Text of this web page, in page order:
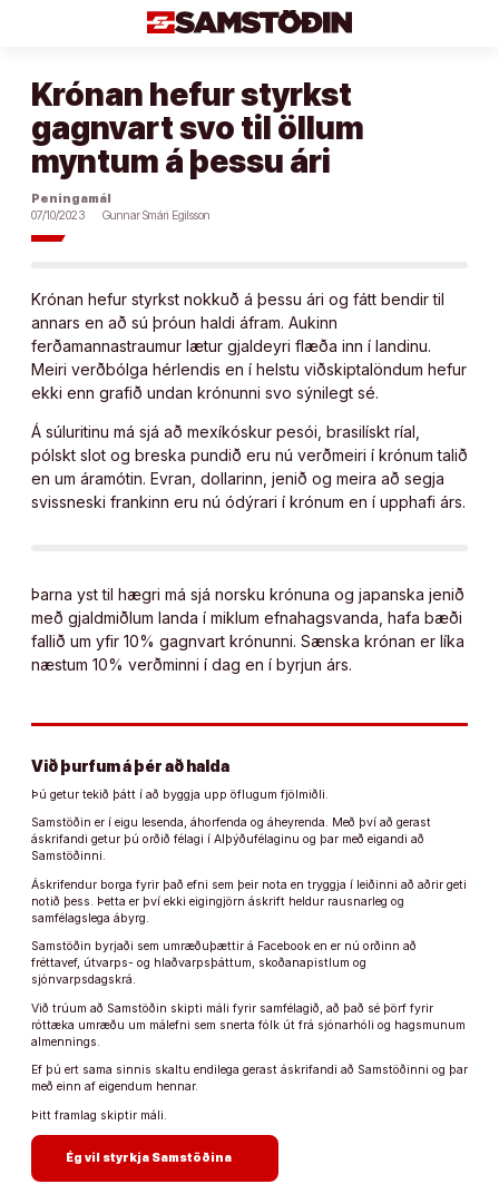
Krónan hefur styrkst
gagnvart svo til öllum
myntum á þessu ári
Peningamál
07/10/2023
Gunnar Smári Egilsson
Krónan hefur styrkst nokkuð á þessu ári og fátt bendir til
annars en að sú þróun haldi áfram. Aukinn
ferðamannastraumur lætur gjaldeyri flæða inn í landinu.
Meiri verðbólga hérlendis en í helstu viðskiptalöndum hefur
ekki enn grafið undan krónunni svo sýnilegt sé.
Á súluritinu má sjá að mexíkóskur pesói, brasilískt ríal,
pólskt slot og breska pundið eru nú verðmeiri í krónum talið
en um áramótin. Evran, dollarinn, jenið og meira að segja
svissneski frankinn eru nú ódýrari í krónum en í upphafi árs.
Þarna yst til hægri má sjá norsku krónuna og japanska jenið
með gjaldmiðlum landa í miklum efnahagsvanda, hafa bæði
fallið um yfir 10% gagnvart krónunni. Sænska krónan er líka
næstum 10% verðminni í dag en í byrjun árs.
Við þurfum á þér að halda
Þú getur tekið þátt í að byggja upp öflugum fjölmiðli.
Samstöðin er í eigu lesenda, áhorfenda og áheyrenda. Með því að gerast
áskrifandi getur þú orðið félagi í Alþýðufélaginu og þar með eigandi að
Samstöðinni.
Áskrifendur borga fyrir það efni sem þeir nota en tryggja í leiðinni að aðrir geti
notið þess. Þetta er því ekki eigingjörn áskrift heldur rausnarleg og
samfélagslega ábyrg.
Samstöðin byrjaði sem umræðuþættir á Facebook en er nú orðinn að
fréttavef, útvarps- og hlaðvarpsþáttum, skoðanapistlum og
sjónvarpsdagskrá.
Við trúum að Samstöðin skipti máli fyrir samfélagið, að það sé þörf fyrir
róttæka umræðu um málefni sem snerta fólk út frá sjónarhóli og hagsmunum
almennings.
Ef þú ert sama sinnis skaltu endilega gerast áskrifandi að Samstöðinni og þar
með einn af eigendum hennar.
Þitt framlag skiptir máli.
Ég vil styrkja Samstöðina